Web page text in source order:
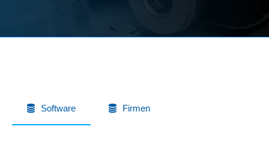
Software Firmen